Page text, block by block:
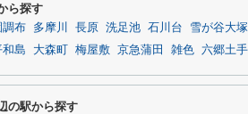
ら探す
調布 多摩川 長原 洗足池 石川台 雪が谷大塚
和島 大森町 梅屋敷 京急蒲田 雑色 六郷土手
の駅から探す